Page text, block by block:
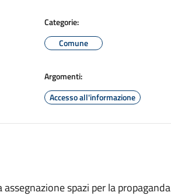
Categorie:
Comune
Argomenti:
Accesso all'informazione
spazi per la propaganda